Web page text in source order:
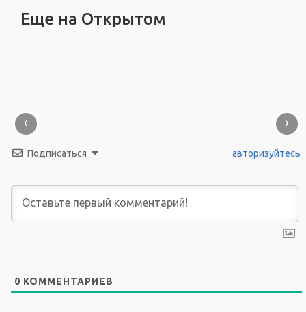
Еще на Открытом
‹ ›
Подписаться авторизуйтесь
0 КОММЕНТАРИЕВ